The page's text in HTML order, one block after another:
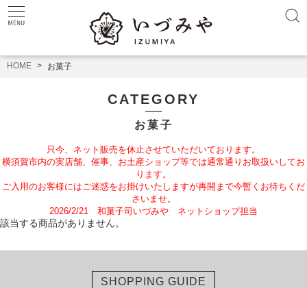
HOME お菓子
CATEGORY
お菓子
只今、ネット販売を休止させていただいております。
横須賀市内の実店舗、催事、お土産ショップ等では通常通りお取扱いしてお
ります。
ご入用のお客様にはご迷惑をお掛けいたしますが再開まで今暫くお待ちくだ
さいませ。
2026/2/21 和菓子司いづみや ネットショップ担当
該当する商品がありません。
SHOPPING GUIDE